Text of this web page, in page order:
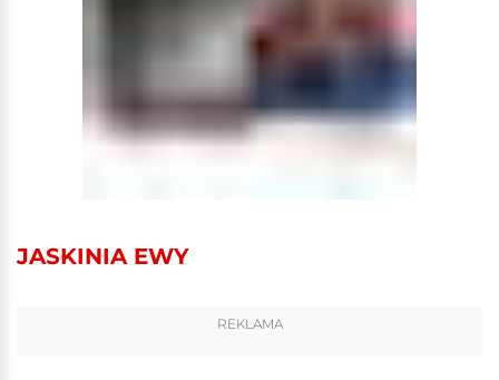
JASKINIA EWY
REKLAMA